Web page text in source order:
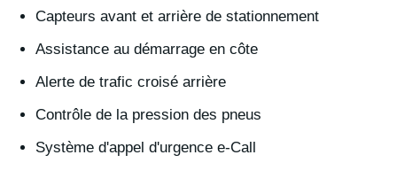
Capteurs avant et arrière de stationnement
Assistance au démarrage en côte
Alerte de trafic croisé arrière
Contrôle de la pression des pneus
Système d'appel d'urgence e-Call